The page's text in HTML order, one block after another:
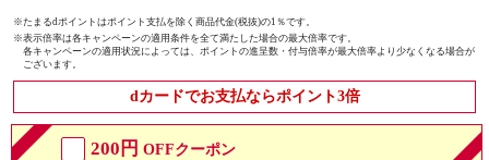
※たまるdポイントはポイント支払を除く商品代金(税抜)の1％です。
※表示倍率は各キャンペーンの適用条件を全て満たした場合の最大倍率です。
各キャンペーンの適用状況によっては、ポイントの進呈数・付与倍率が最大倍率より少なくなる場合が
ございます。
dカードでお支払ならポイント3倍
200円 OFFクーポン